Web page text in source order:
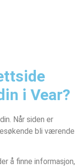
i Vear?
Når siden er
bli værende
å finne informasjon,